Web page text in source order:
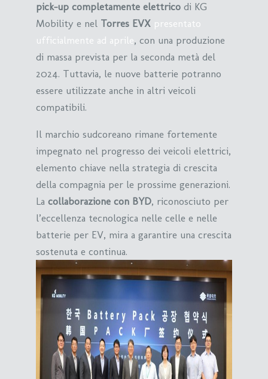
pick-up completamente elettrico di KG
Mobility e nel Torres EVX presentato
ufficialmente ad aprile, con una produzione
di massa prevista per la seconda metà del
2024. Tuttavia, le nuove batterie potranno
essere utilizzate anche in altri veicoli
compatibili.
Il marchio sudcoreano rimane fortemente
impegnato nel progresso dei veicoli elettrici,
elemento chiave nella strategia di crescita
della compagnia per le prossime generazioni.
La collaborazione con BYD, riconosciuto per
l’eccellenza tecnologica nelle celle e nelle
batterie per EV, mira a garantire una crescita
sostenuta e continua.